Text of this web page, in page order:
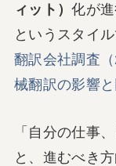
ィット）化が
というスタイ
翻訳会社調査
械翻訳の影響
「自分の仕事
と、進むべき